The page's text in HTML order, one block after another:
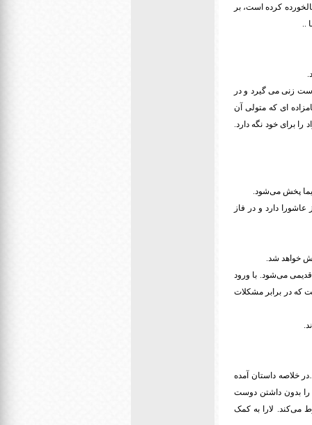
کرده است، بر
..
دست زنی می گیرد و در
ای که متولی آن
برای خود نگه دارد.
دارد و در فاز
قدیمی می‌شود. با ورود
که در برابر مشکلات
ماه ساعت 9 از شبکه پنج پخش می‌شود.در خلاصه داستان آمده
را بدون داشتن دوست
می‌کند. لارا به کمک